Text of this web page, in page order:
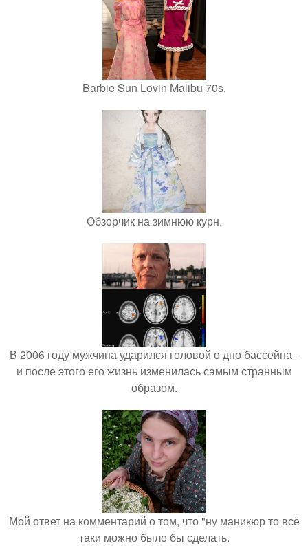
Barbie Sun Lovin Malibu 70s.
Обзорчик на зимнюю курн.
В 2006 году мужчина ударился головой о дно бассейна -
и после этого его жизнь изменилась самым странным
образом.
Мой ответ на комментарий о том, что "ну маникюр то всё
таки можно было бы сделать.